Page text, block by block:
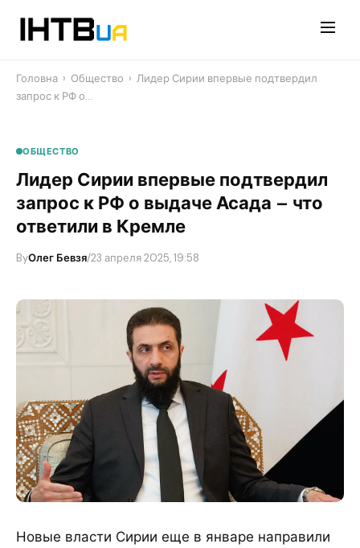
Головна › Общество › Лидер Сирии впервые подтвердил
запрос к РФ о…
ОБЩЕСТВО
Лидер Сирии впервые подтвердил
запрос к РФ о выдаче Асада – что
ответили в Кремле
ByОлег Бевзя/23 апреля 2025, 19:58
Новые власти Сирии еще в январе направили